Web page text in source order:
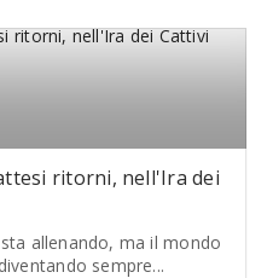
ritorni, nell'Ira dei
allenando, ma il mondo
sempre...